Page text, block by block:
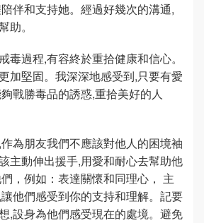
伴和支持她。經過好幾次的溝通,
助。
毒過程,有容終於重拾健康和信心。
加堅固。我深深地感受到,只要有愛
戰勝毒品的誘惑,重拾美好的人
為朋友我們不應該對他人的困境袖
主動伸出援手,用愛和耐心去幫助他
，例如：表達關懷和同理心， 主
他們感受到你的支持和理解。記要
,設身為他們感受現在的處境。避免